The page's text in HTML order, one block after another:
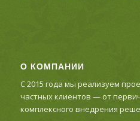
О КОМПАНИИ
С 2015 года мы реализуем
частных клиентов — от
комплексного внедрения